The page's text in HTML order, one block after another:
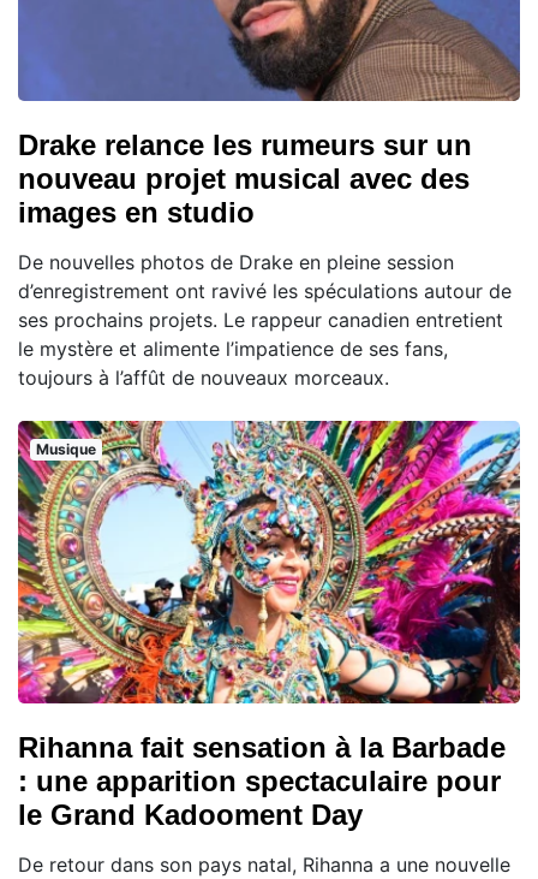
Drake relance les rumeurs sur un
nouveau projet musical avec des
images en studio
De nouvelles photos de Drake en pleine session
d’enregistrement ont ravivé les spéculations autour de
ses prochains projets. Le rappeur canadien entretient
le mystère et alimente l’impatience de ses fans,
toujours à l’affût de nouveaux morceaux.
Musique
Rihanna fait sensation à la Barbade
: une apparition spectaculaire pour
le Grand Kadooment Day
De retour dans son pays natal, Rihanna a une nouvelle